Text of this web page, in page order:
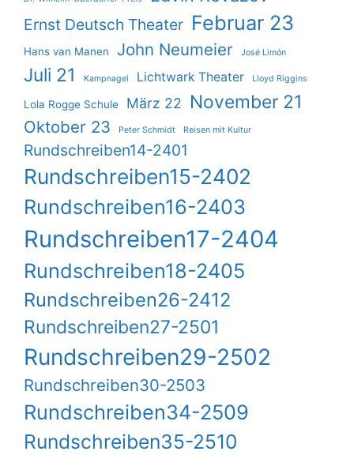
Ernst Deutsch Theater Februar 23
Hans van Manen John Neumeier José Limón
Juli 21 Kampnagel Lichtwark Theater Lloyd Riggins
Lola Rogge Schule März 22 November 21
Oktober 23 Peter Schmidt Reisen mit Kultur
Rundschreiben14-2401
Rundschreiben15-2402
Rundschreiben16-2403
Rundschreiben17-2404
Rundschreiben18-2405
Rundschreiben26-2412
Rundschreiben27-2501
Rundschreiben29-2502
Rundschreiben30-2503
Rundschreiben34-2509
Rundschreiben35-2510